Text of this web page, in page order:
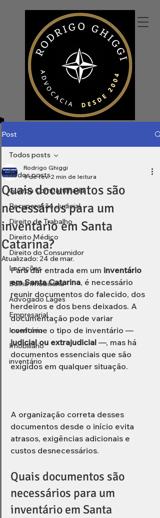
Post
Todos posts
Guarda Compartilhada
Recuperação Judicial
Direito do Trabalho
Direito Médico
Direito do Consumidor
Locações
Bolha Imobiliária
Advogado Lages
Empresarial
Inventário
Imobiliário
inventário
Todos posts
Quais documentos são
necessários para um
inventário em Santa
Catarina?
Rodrigo Ghiggi
9 de fev. 2 min de leitura
Atualizado: 24 de mar.
Para dar entrada em um inventário
em Santa Catarina, é necessário
reunir documentos do falecido, dos
herdeiros e dos bens deixados. A
documentação pode variar
conforme o tipo de inventário —
judicial ou extrajudicial —, mas há
documentos essenciais que são
exigidos em qualquer situação.
A organização correta desses
documentos desde o início evita
atrasos, exigências adicionais e
custos desnecessários.
Quais documentos são
necessários para um
inventário em Santa